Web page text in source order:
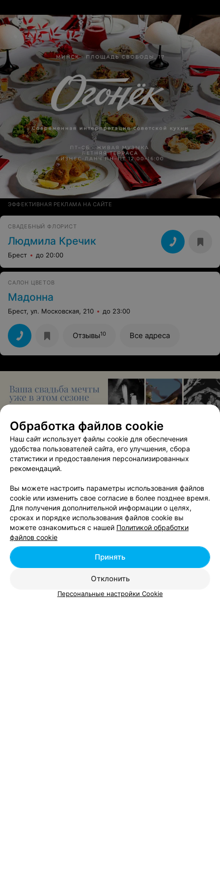
ЭФФЕКТИВНАЯ РЕКЛАМА НА САЙТЕ
СВАДЕБНЫЙ ФЛОРИСТ
Людмила Кречик
Брест до 20:00
САЛОН ЦВЕТОВ
Мадонна
Брест, ул. Московская, 210 до 23:00
Отзывы10 Все адреса
ЭФФЕКТИВНАЯ РЕКЛАМА НА САЙТЕ
МАГАЗИН ЦВЕТОВ
ПенсиРавель
Брест, ул. Стафеева, 33 до 19:00
Все адреса
Ещё 1 адрес
Обработка файлов cookie
Наш сайт использует файлы cookie для обеспечения
удобства пользователей сайта, его улучшения, сбора
статистики и предоставления персонализированных
рекомендаций.
Вы можете настроить параметры использования файлов
cookie или изменить свое согласие в более позднее время.
Для получения дополнительной информации о целях,
сроках и порядке использования файлов cookie вы
можете ознакомиться с нашей Политикой обработки
файлов cookie
Отклонить
Принять
Персональные настройки Cookie